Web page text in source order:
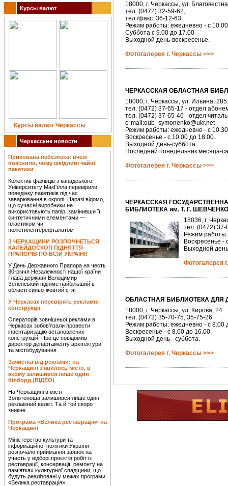
Курсы валют
Курсы валют Черкассы
Черкасские новости
Прихована небезпека: вчені
пояснили, чому шкідливі чайні
пакетики
Колектив фахівців з канадського
Університету МакГілла перевірили
поведінку пакетиків під час
заварювання в окропі. Наразі відомо,
що сучасні виробники не
використовують папір, замінивши її
синтетичними елементами —
пластиком чи
поліетилентерефталатом
З ЧЕРКАЩИНИ РОЗПОЧНЕТЬСЯ
КАЛЕЙДОСКОП ПІДНЯТТЯ
ПРАПОРІВ ПО ВСІЙ УКРАЇНІ!
У День Державного Прапора на честь
30-річчя Незалежності нашої країни
Глава держави Володимир
Зеленський підніме найбільший в
області синьо-жовтий стяг
У Черкасах перевірять рекламні
конструкції
Операторів зовнішньої реклами в
Черкасах зобов’язали провести
інвентаризацію встановлених
конструкцій. Про це повідомив
директор департаменту архітектури
та містобудування
Зачистка від реклами: на
Черкащині з’явилось місто, в
якому залишився лише один
білборд (ВІДЕО)
На Черкащині в місті
Золотоноша залишився лише один
рекламний велет. Та й той скоро
зникне
Програма «Велика реставрація» на
Черкащині
Міністерство культури та
інформаційної політики України
розпочало приймання заявок на
участь у відборі проєктів робіт із
реставрації, консервації, ремонту на
пам’ятках культурної спадщини, що
будуть реалізовані у межах програми
«Велика реставрація»
18000, г. Черкассы, ул.
тел. (0472) 32-59-62,
тел./факс: 36-12-63
Режим работы: ежедневно - с
Суббота с 9.00 до 17.00
Выходной день-воскресенье.
Фотогалерея г. Черкассы >>>
ЧЕРКАССКАЯ ОБЛАСТНАЯ
18000, г. Черкассы, ул. Ильина, 285.
тел. (0472) 37-65-17 - отдел
тел. (0472) 37-65-46 - отдел
e-mail:oub_symonenko@ukr.net
Режим работы: ежедневно - с
Воскресенье - с 10.00 до 18.00.
Выходной день-суббота.
Последний понедельник месяца-
Фотогалерея г. Черкассы >>>
ЧЕРКАССКАЯ
БИБЛИОТЕКА им. Т. Г. ШЕВЧЕНКО
18036, г.
тел. (0472)
Режим
Воскресенье -
Выходной
Фотогалерея
ОБЛАСТНАЯ БИБЛИОТЕКА ДЛЯ
18000, г. Черкассы, ул. Кирова, 24
тел. (0472) 35-70-75, 35-75-26
Режим работы: ежедневно - с 8.00
Воскресенье - с 8.00 до 16.00.
Выходной день - суббота.
Фотогалерея г. Черкассы >>>